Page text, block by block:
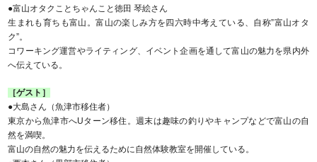
●富山オタクことちゃんこと徳田 琴絵さん
生まれも育ちも富山。富山の楽しみ方を四六時中考えている、自称”富山オタ
ク”。
コワーキング運営やライティング、イベント企画を通して富山の魅力を県内外
へ伝えている。
［ゲスト］
●大島さん（魚津市移住者）
東京から魚津市へUターン移住。週末は趣味の釣りやキャンプなどで富山の自
然を満喫。
富山の自然の魅力を伝えるために自然体験教室を開催している。